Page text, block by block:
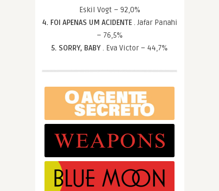
Eskil Vogt – 92,0%
4. FOI APENAS UM ACIDENTE . Jafar Panahi
– 76,5%
5. SORRY, BABY . Eva Victor – 44,7%